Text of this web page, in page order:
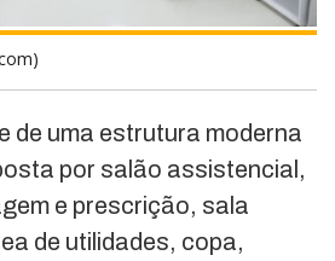
de uma estrutura moderna
por salão assistencial,
e prescrição, sala
de utilidades, copa,